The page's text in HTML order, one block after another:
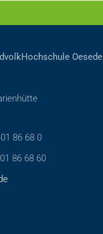
Oesede
86 68 0
86 68 60